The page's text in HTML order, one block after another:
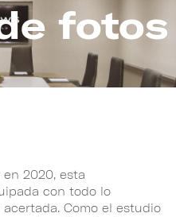
fotos
2020, esta
con todo lo
Como el estudio